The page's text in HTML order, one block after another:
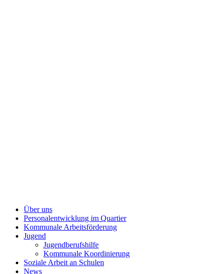
Über uns
Personalentwicklung im Quartier
Kommunale Arbeitsförderung
Jugend
Jugendberufshilfe
Kommunale Koordinierung
Soziale Arbeit an Schulen
News